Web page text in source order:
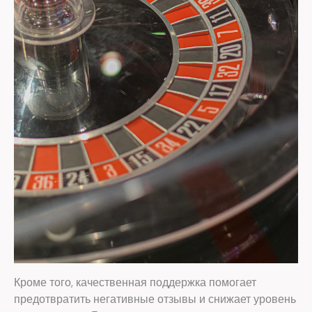
Кроме того, качественная поддержка помогает
предотвратить негативные отзывы и снижает уровень